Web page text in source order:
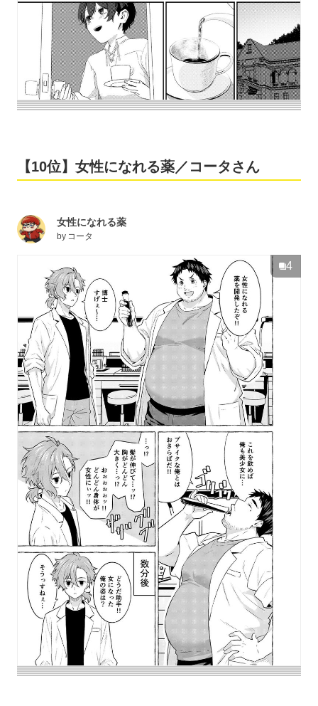
【10位】女性になれる薬／コータさん
女性になれる薬
by コータ
4